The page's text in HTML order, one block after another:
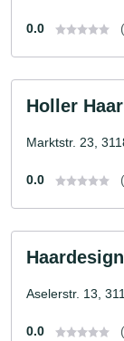
0.0
Holler
Marktstr. 23,
0.0
Aselerstr. 13,
0.0